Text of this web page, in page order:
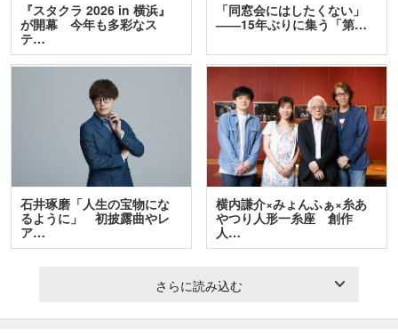
『スタクラ 2026 in 横浜』
が開幕 今年も多彩なス
テ…
「同窓会にはしたくない」
――15年ぶりに集う「第…
石井琢磨「人生の宝物にな
るように」 初披露曲やレ
ア…
横内謙介×みょんふぁ×糸あ
やつり人形一糸座 創作
人…
さらに読み込む